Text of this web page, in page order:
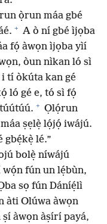
ọ̀run máa gbé
+ A ò ní gbé ìjọba
fọ́ àwọn ìjọba yìí
òun nìkan ló sì
tí òkúta kan gé
ló gé e, tó sì fọ́
+ Ọlọ́run
ṣẹlẹ̀ lọ́jọ́ iwájú.
gbẹ́kẹ̀ lé.”
bolẹ̀ níwájú
wọ́n fún un lẹ́bùn,
sọ fún Dáníẹ́lì
àti Olúwa àwọn
àwọn àṣírí payá,